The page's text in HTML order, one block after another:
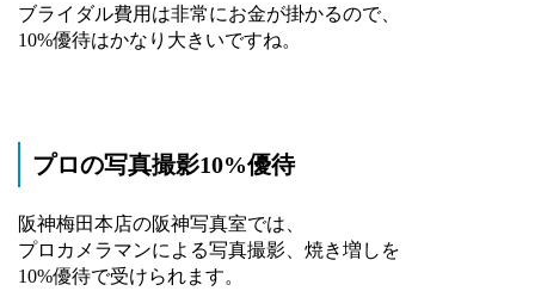
ブライダル費用は非常にお金が掛かるので、
10%優待はかなり大きいですね。
プロの写真撮影10%優待
阪神梅田本店の阪神写真室では、
プロカメラマンによる写真撮影、焼き増しを
10%優待で受けられます。